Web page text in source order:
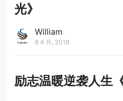
光》
William
6 4 月, 2018
励志温暖逆袭人生